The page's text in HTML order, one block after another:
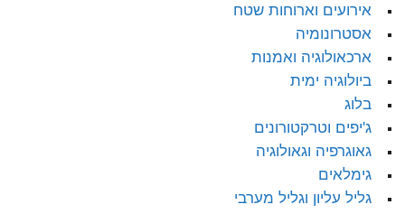
אירועים וארוחות שטח
אסטרונומיה
ארכאולוגיה ואמנות
ביולוגיה ימית
בלוג
ג'יפים וטרקטורונים
גאוגרפיה וגאולוגיה
גימלאים
גליל עליון וגליל מערבי